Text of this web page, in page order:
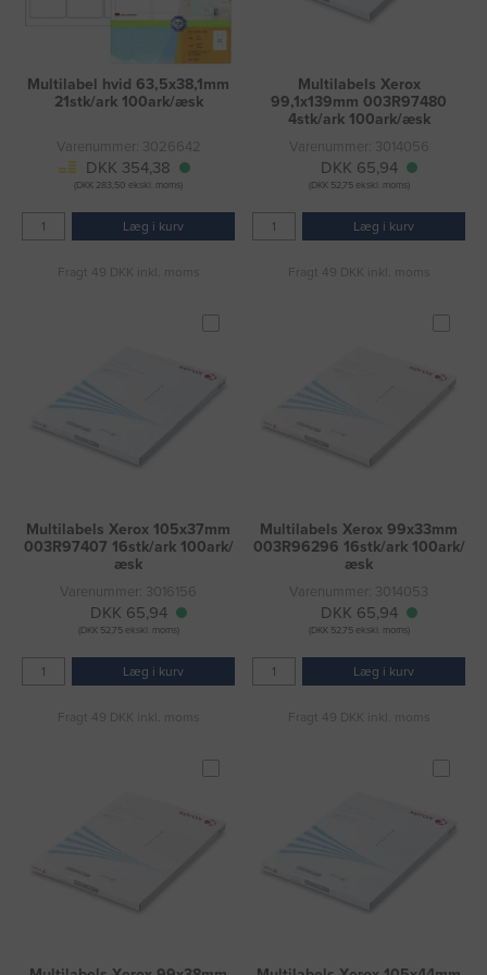
Multilabel hvid 63,5x38,1mm
21stk/ark 100ark/æsk
Varenummer: 3026642
DKK 354,38
(DKK 283,50 ekskl. moms)
Læg i kurv
Fragt 49 DKK inkl. moms
Multilabels Xerox
99,1x139mm 003R97480
4stk/ark 100ark/æsk
Varenummer: 3014056
DKK 65,94
(DKK 52,75 ekskl. moms)
Læg i kurv
Fragt 49 DKK inkl. moms
Multilabels Xerox 105x37mm
003R97407 16stk/ark 100ark/
æsk
Varenummer: 3016156
DKK 65,94
(DKK 52,75 ekskl. moms)
Læg i kurv
Fragt 49 DKK inkl. moms
Multilabels Xerox 99x33mm
003R96296 16stk/ark 100ark/
æsk
Varenummer: 3014053
DKK 65,94
(DKK 52,75 ekskl. moms)
Læg i kurv
Fragt 49 DKK inkl. moms